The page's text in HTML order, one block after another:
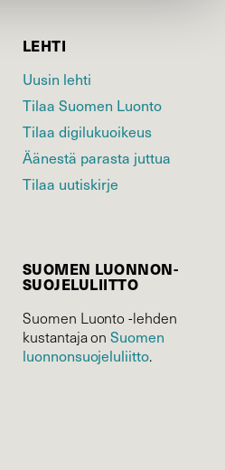
LEHTI
Uusin lehti
Tilaa Suomen Luonto
Tilaa digilukuoikeus
Äänestä parasta juttua
Tilaa uutiskirje
SUOMEN LUONNON­
SUOJELU­LIITTO
Suomen Luonto -lehden
kustantaja onSuomen
luonnonsuojelu­liitto.